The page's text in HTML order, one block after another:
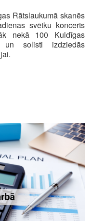
Rātslaukumā skanēs
svētku koncerts
nekā 100 Kuldīgas
un solisti izdziedās